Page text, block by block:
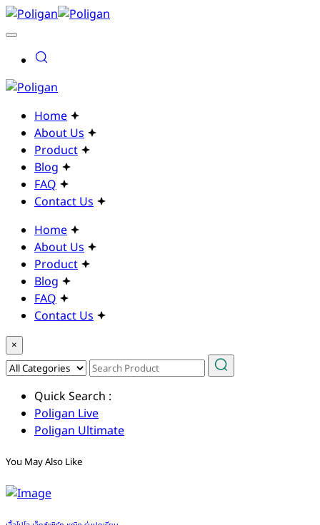
Home
About Us
Product
Blog
FAQ
Contact Us
Home
About Us
Product
Blog
FAQ
Contact Us
×
Quick Search :
Poligan Live
Poligan Ultimate
You May Also Like